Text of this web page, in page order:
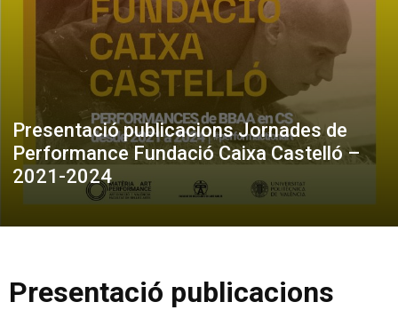
Presentació publicacions Jornades de
Performance Fundació Caixa Castelló –
2021-2024
Presentació publicacions